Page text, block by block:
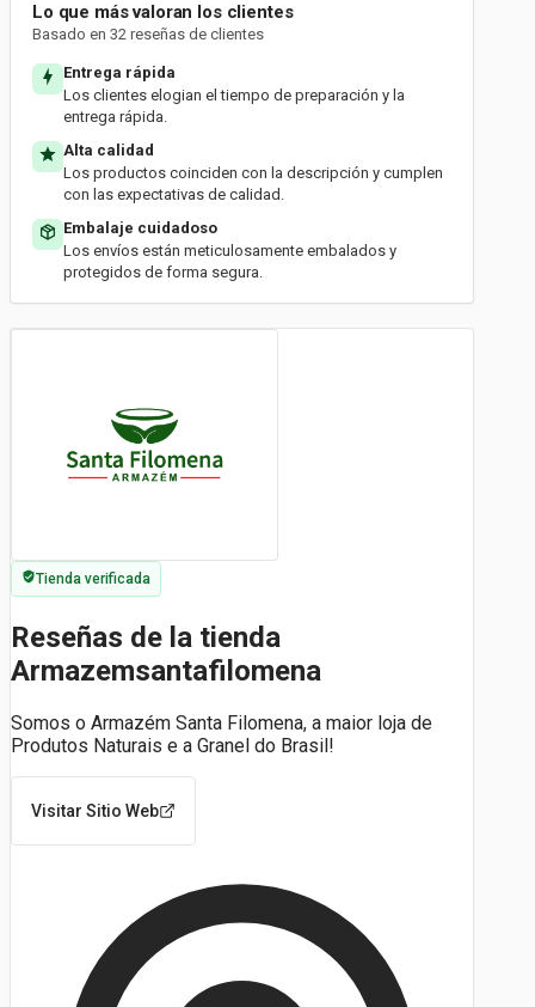
Lo que más valoran los clientes
Basado en 32 reseñas de clientes
Entrega rápida
Los clientes elogian el tiempo de preparación y la
entrega rápida.
Alta calidad
Los productos coinciden con la descripción y cumplen
con las expectativas de calidad.
Embalaje cuidadoso
Los envíos están meticulosamente embalados y
protegidos de forma segura.
Tienda verificada
Reseñas de la tienda
Armazemsantafilomena
Somos o Armazém Santa Filomena, a maior loja de
Produtos Naturais e a Granel do Brasil!
Visitar Sitio Web